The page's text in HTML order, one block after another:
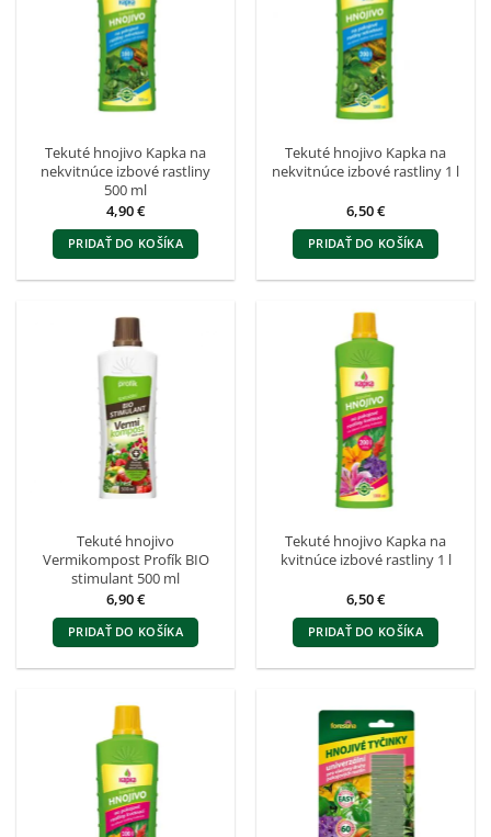
Tekuté hnojivo Kapka na
nekvitnúce izbové rastliny
500 ml
4,90€
PRIDAŤ DO KOŠÍKA
Tekuté hnojivo Kapka na
nekvitnúce izbové rastliny 1 l
6,50€
PRIDAŤ DO KOŠÍKA
Tekuté hnojivo
Vermikompost Profík BIO
stimulant 500 ml
6,90€
PRIDAŤ DO KOŠÍKA
Tekuté hnojivo Kapka na
kvitnúce izbové rastliny 1 l
6,50€
PRIDAŤ DO KOŠÍKA